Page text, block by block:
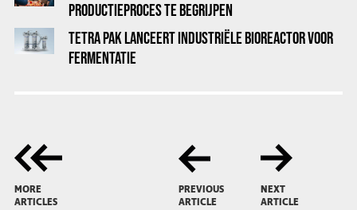
PRODUCTIEPROCES TE BEGRIJPEN
TETRA PAK LANCEERT INDUSTRIËLE BIOREACTOR VOOR
FERMENTATIE
MORE
ARTICLES
PREVIOUS
ARTICLE
NEXT
ARTICLE